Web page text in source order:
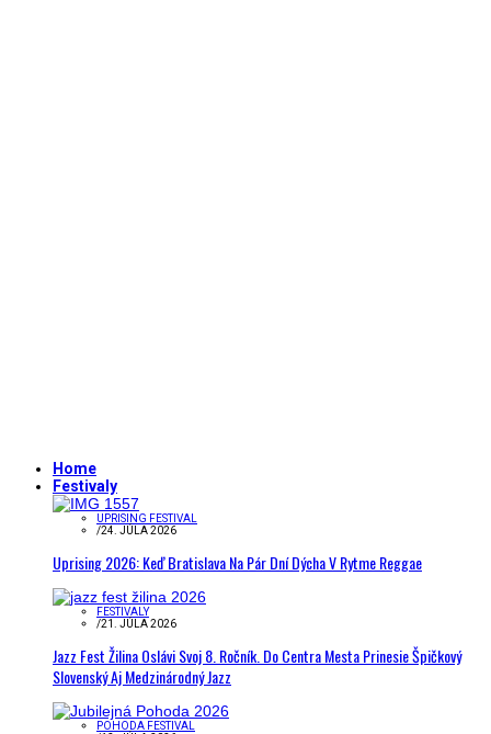
Home
Festivaly
UPRISING FESTIVAL
/24. JÚLA 2026
Uprising 2026: Keď Bratislava Na Pár Dní Dýcha V Rytme Reggae
FESTIVALY
/21. JÚLA 2026
Jazz Fest Žilina Oslávi Svoj 8. Ročník. Do Centra Mesta Prinesie Špičkový
Slovenský Aj Medzinárodný Jazz
POHODA FESTIVAL